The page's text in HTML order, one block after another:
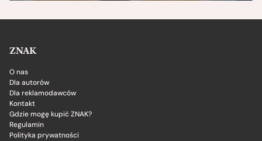
ZNAK
O nas
Dla autorów
Dla reklamodawców
Kontakt
Gdzie mogę kupić ZNAK?
Regulamin
Polityka prywatności